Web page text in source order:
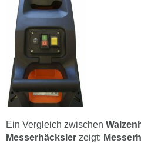
Ein Vergleich zwischen
Messerhäcksler zeigt: